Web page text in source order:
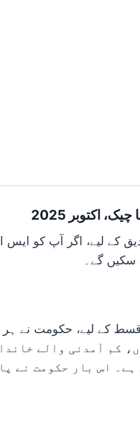
سکیں گے۔
کم آمدنی والے
ہے۔ اس بار حکومت نے